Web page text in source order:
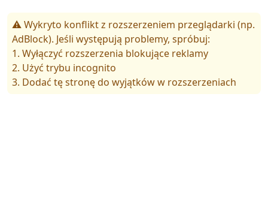
⚠️ Wykryto konflikt z rozszerzeniem przeglądarki (np.
AdBlock). Jeśli występują problemy, spróbuj:
1. Wyłączyć rozszerzenia blokujące reklamy
2. Użyć trybu incognito
3. Dodać tę stronę do wyjątków w rozszerzeniach